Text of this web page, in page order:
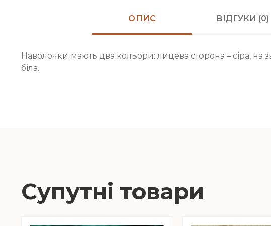
ОПИС ВІДГУКИ (0)
Наволочки мають два кольори: лицева сторона – сіра, на
біла.
Супутні товари